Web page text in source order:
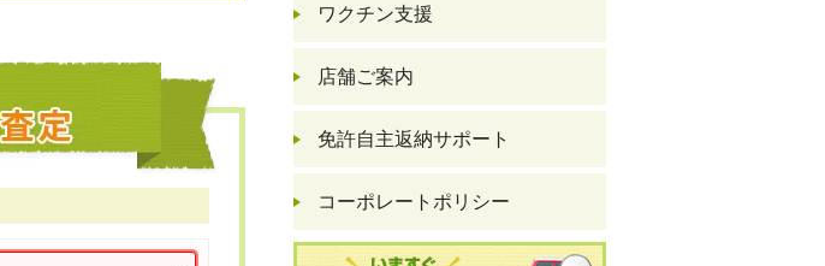
ワクチン支援
店舗ご案内
免許自主返納サポート
コーポレートポリシー